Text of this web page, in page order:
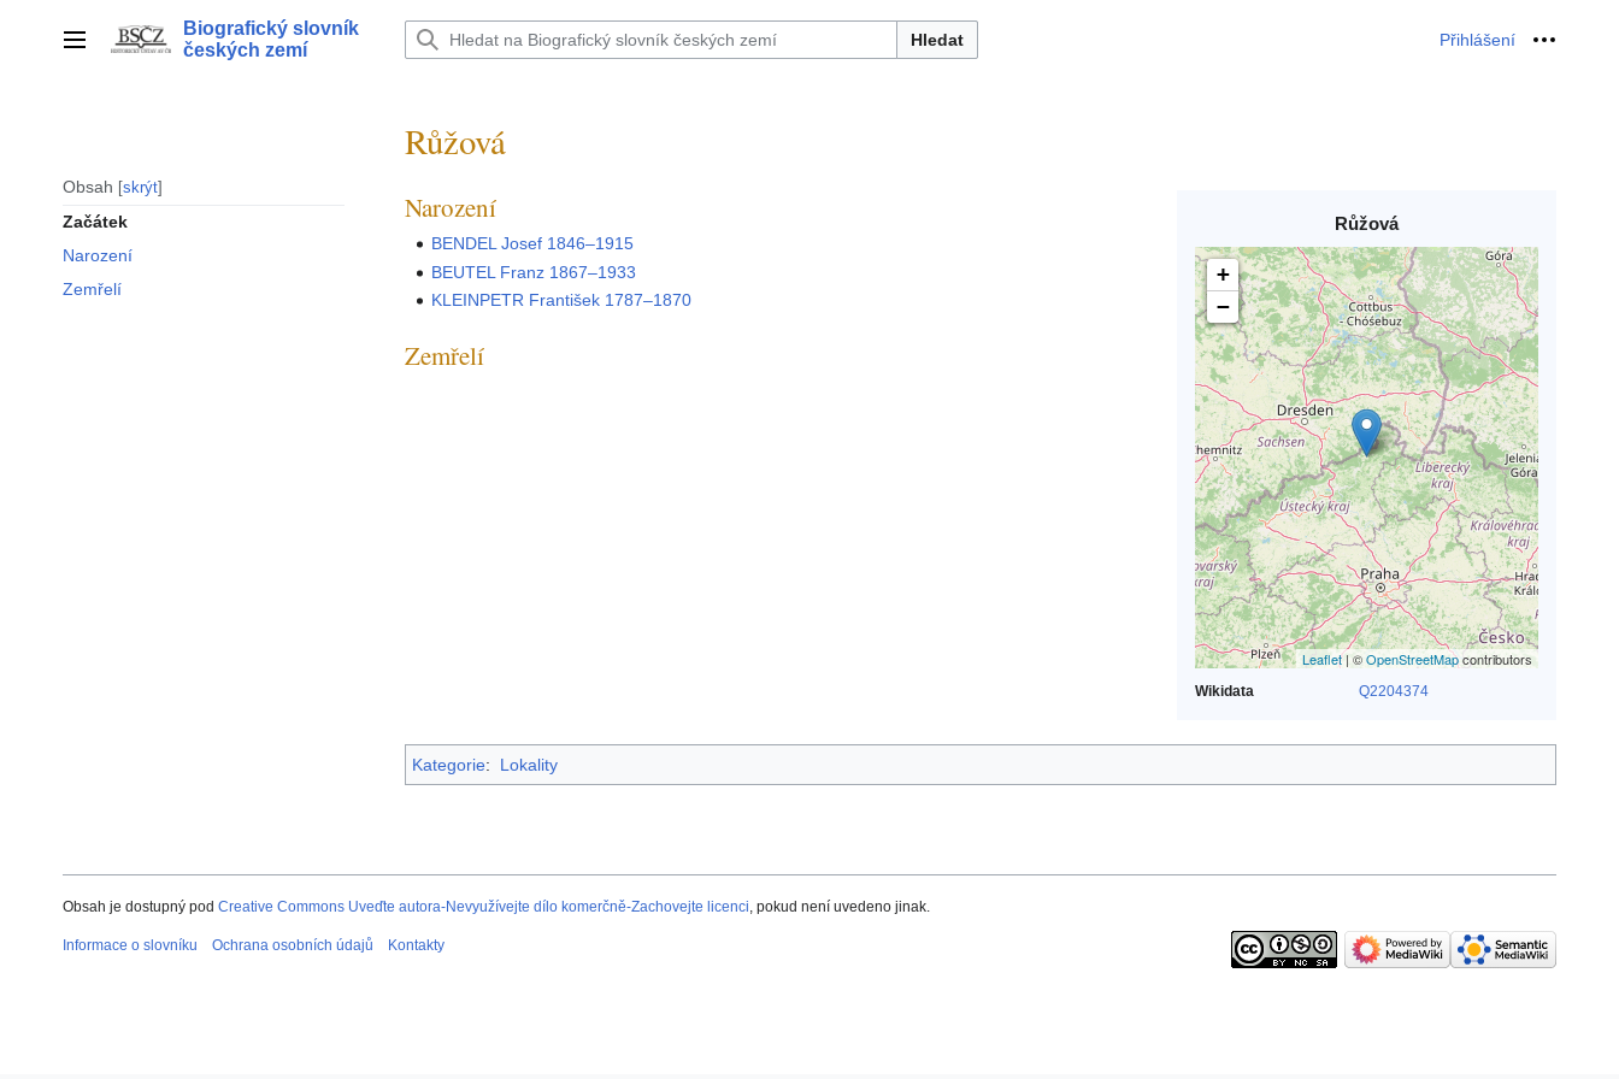
Hlavní menu
Biografický slovník
českých zemí
Hledat Přihlášení Osobní
Obsah skrýt
Začátek
Narození
Zemřelí
Růžová
Růžová
+
−
Leaflet| ©OpenStreetMapcontributors
Wikidata Q2204374
Narození
BENDEL Josef 1846–1915
BEUTEL Franz 1867–1933
KLEINPETR František 1787–1870
Zemřelí
Kategorie: Lokality
Obsah je dostupný pod Creative Commons Uveďte autora-Nevyužívejte dílo komerčně-Zachovejte licenci, pokud není uvedeno jinak.
Informace o slovníku Ochrana osobních údajů Kontakty